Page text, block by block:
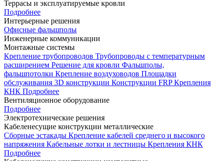
Террасы и эксплуатируемые кровли
Подробнее
Интерьерные решения
Офисные фальшполы
Инженерные коммуникации
Монтажные системы
Крепление трубопроводов Трубопроводы с температурным
расширением Решение для кровли Фальшполы,
фальшпотолки Крепление воздуховодов Площадки
обслуживания 3D конструкции Конструкции FRPКрепления
КНК Подробнее
Вентиляционное оборудование
Подробнее
Электротехнические решения
Кабеленесущие конструкции металлические
Сборные эстакады Крепление кабелей среднего и высокого
напряжения Кабельные лотки и лестницы Крепления КНК
Подробнее